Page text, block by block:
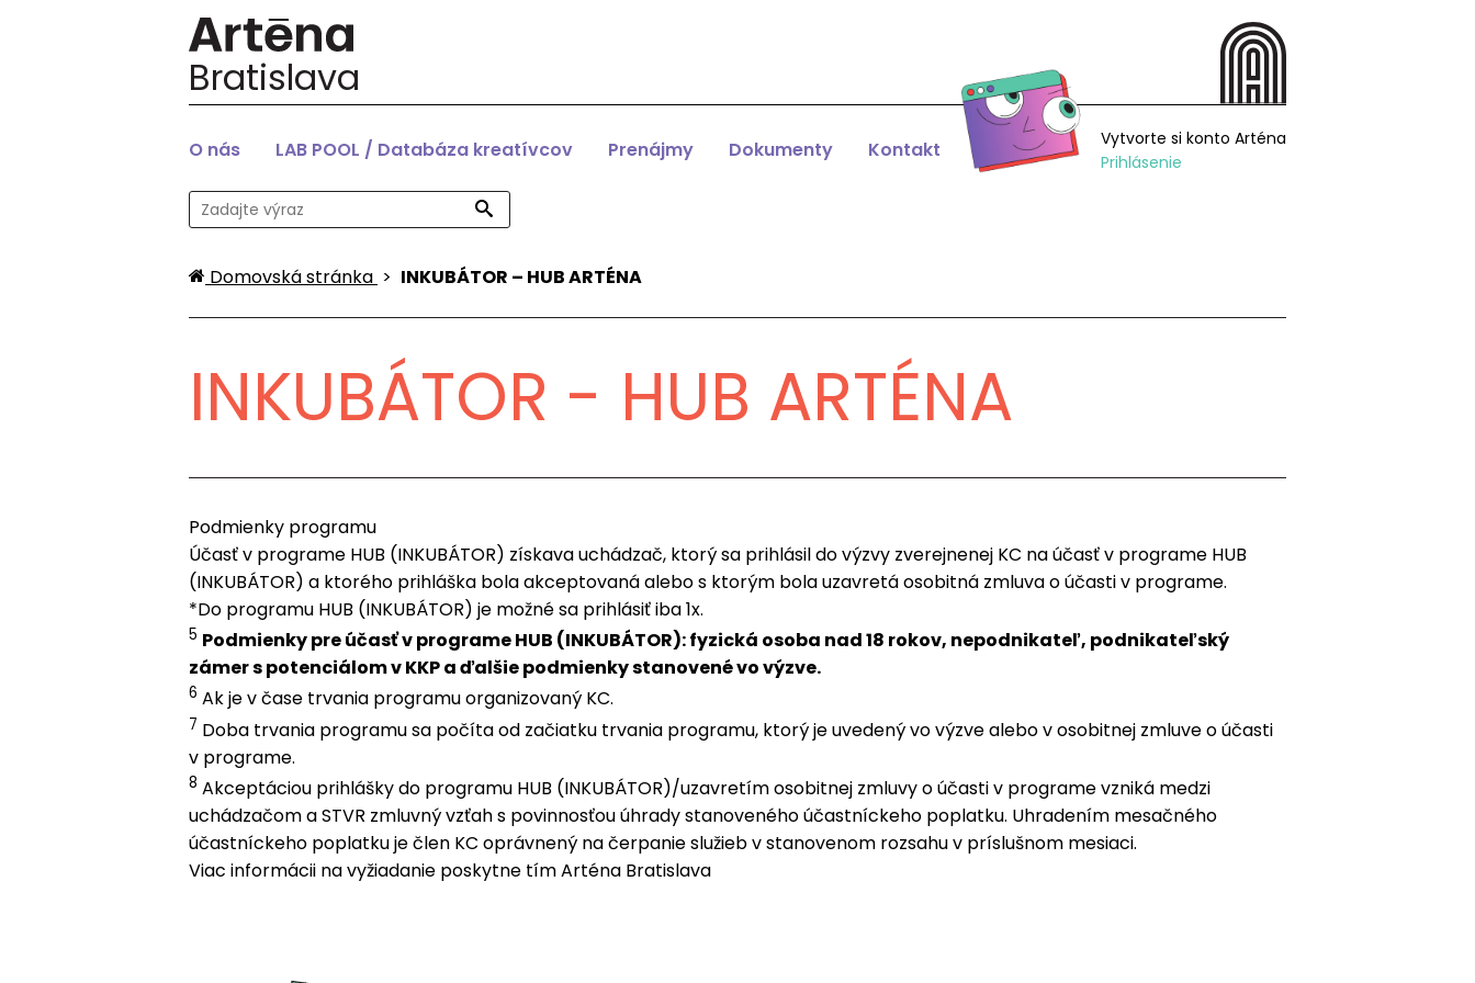
Bratislava
O nás LAB POOL / Databáza kreatívcov Prenájmy Dokumenty Kontakt
Vytvorte si konto Arténa
Prihlásenie
Domovská stránka > INKUBÁTOR – HUB ARTÉNA
INKUBÁTOR - HUB ARTÉNA
Podmienky programu
Účasť v programe HUB (INKUBÁTOR) získava uchádzač, ktorý sa prihlásil do výzvy zverejnenej KC na účasť v programe HUB
(INKUBÁTOR) a ktorého prihláška bola akceptovaná alebo s ktorým bola uzavretá osobitná zmluva o účasti v programe.
*Do programu HUB (INKUBÁTOR) je možné sa prihlásiť iba 1x.
5 Podmienky pre účasť v programe HUB (INKUBÁTOR): fyzická osoba nad 18 rokov, nepodnikateľ, podnikateľský
zámer s potenciálom v KKP a ďalšie podmienky stanovené vo výzve.
6 Ak je v čase trvania programu organizovaný KC.
7 Doba trvania programu sa počíta od začiatku trvania programu, ktorý je uvedený vo výzve alebo v osobitnej zmluve o účasti
v programe.
8 Akceptáciou prihlášky do programu HUB (INKUBÁTOR)/uzavretím osobitnej zmluvy o účasti v programe vzniká medzi
uchádzačom a STVR zmluvný vzťah s povinnosťou úhrady stanoveného účastníckeho poplatku. Uhradením mesačného
účastníckeho poplatku je člen KC oprávnený na čerpanie služieb v stanovenom rozsahu v príslušnom mesiaci.
Viac informácii na vyžiadanie poskytne tím Arténa Bratislava